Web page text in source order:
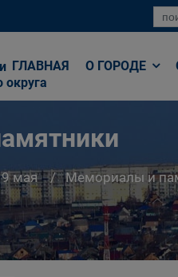
округа
ГЛАВНАЯ О ГОРОДЕ
9 мая Мемориалы и